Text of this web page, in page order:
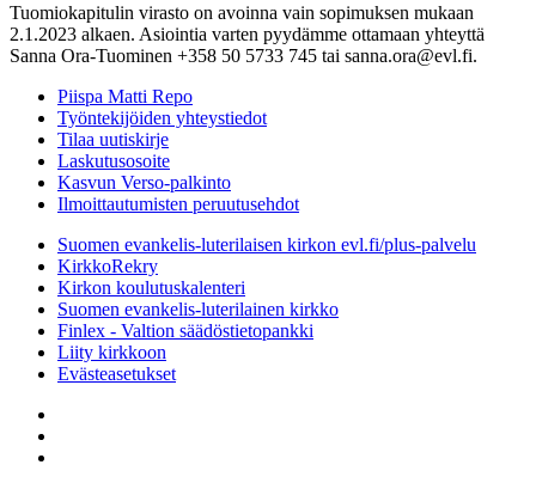
Tuomiokapitulin virasto on avoinna vain sopimuksen mukaan
2.1.2023 alkaen. Asiointia varten pyydämme ottamaan yhteyttä
Sanna Ora-Tuominen +358 50 5733 745 tai sanna.ora@evl.fi.
Piispa Matti Repo
Työntekijöiden yhteystiedot
Tilaa uutiskirje
Laskutusosoite
Kasvun Verso-palkinto
Ilmoittautumisten peruutusehdot
Suomen evankelis-luterilaisen kirkon evl.fi/plus-palvelu
KirkkoRekry
Kirkon koulutuskalenteri
Suomen evankelis-luterilainen kirkko
Finlex - Valtion säädöstietopankki
Liity kirkkoon
Evästeasetukset